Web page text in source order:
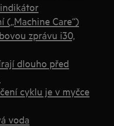
Care“)
zprávu i30,
dlouho před
cyklu je v myčce
voda